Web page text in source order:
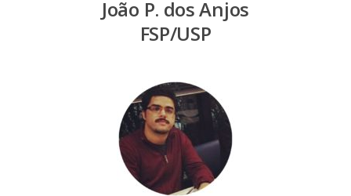
João P. dos Anjos
FSP/USP